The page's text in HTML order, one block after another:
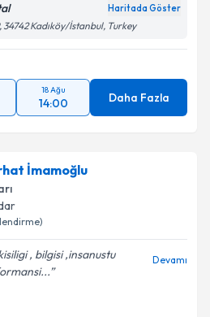
Haritada Göster
34742 Kadıköy/İstanbul, Turkey
18 Ağu
14:00 Daha Fazla
İmamoğlu
, bilgisi ,insanustu
Devamı